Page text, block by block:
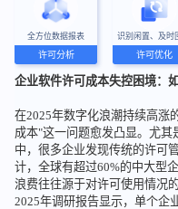
全方位数据报表
许可分析
识别闲置、及时
许可优化
企业软件许可成本失控困境：
在2025年数字化浪潮持续高涨
成本"这一问题愈发凸显。尤
中，很多企业发现传统的许可
计，全球有超过60%的中大型
浪费往往源于对许可使用情况
2025年调研报告显示，单个企